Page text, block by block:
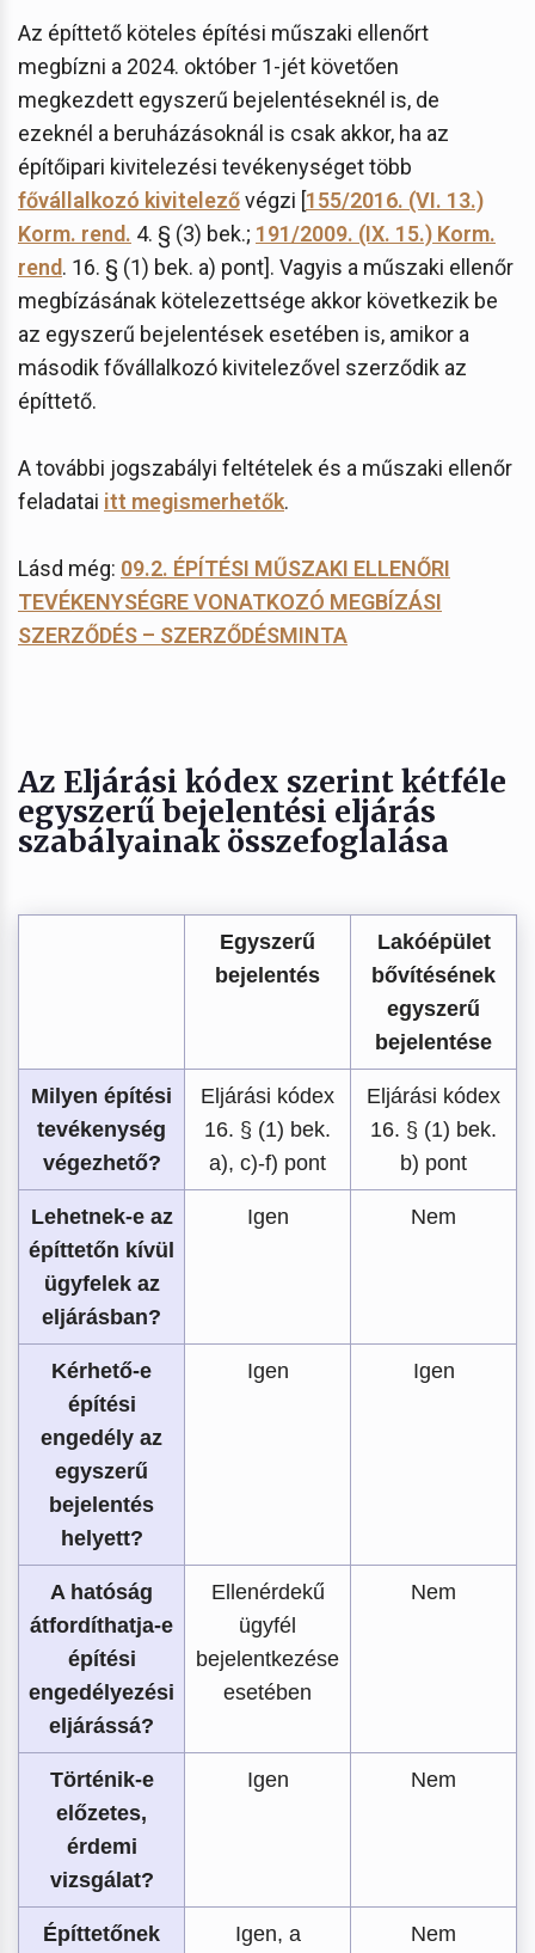
Az építtető köteles építési műszaki ellenőrt
megbízni a 2024. október 1-jét követően
megkezdett egyszerű bejelentéseknél is, de
ezeknél a beruházásoknál is csak akkor, ha az
építőipari kivitelezési tevékenységet több
fővállalkozó kivitelezővégzi [155/2016. (VI. 13.)
Korm. rend. 4. § (3) bek.; 191/2009. (IX. 15.) Korm.
rend. 16. § (1) bek. a) pont]. Vagyis a műszaki ellenőr
megbízásának kötelezettsége akkor következik be
az egyszerű bejelentések esetében is, amikor a
második fővállalkozó kivitelezővel szerződik az
építtető.
A további jogszabályi feltételek és a műszaki ellenőr
feladatai itt megismerhetők.
Lásd még: 09.2. ÉPÍTÉSI MŰSZAKI ELLENŐRI
TEVÉKENYSÉGRE VONATKOZÓ MEGBÍZÁSI
SZERZŐDÉS – SZERZŐDÉSMINTA
Az Eljárási kódex szerint kétféle
egyszerű bejelentési eljárás
szabályainak összefoglalása
Egyszerű
bejelentés
Lakóépület
bővítésének
egyszerű
bejelentése
Milyen építési
tevékenység
végezhető?
Eljárási kódex
16. § (1) bek.
a), c)-f) pont
Eljárási kódex
16. § (1) bek.
b) pont
Lehetnek-e az
építtetőn kívül
ügyfelek az
eljárásban?
Igen Nem
Kérhető-e
építési
engedély az
egyszerű
bejelentés
helyett?
Igen Igen
A hatóság
átfordíthatja-e
építési
engedélyezési
eljárássá?
Ellenérdekű
ügyfél
bejelentkezése
esetében
Nem
Történik-e
előzetes,
érdemi
vizsgálat?
Igen Nem
Építtetőnek
Igen, a
Nem